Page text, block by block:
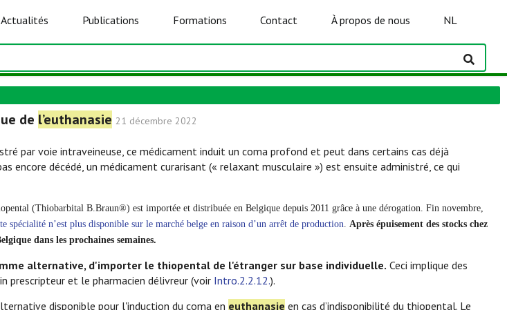
Actualités Publications Formations Contact À propos de nous NL
de l’euthanasie 21 décembre 2022
par voie intraveineuse, ce médicament induit un coma profond et peut dans certains cas déjà
encore décédé, un médicament curarisant (« relaxant musculaire ») est ensuite administré, ce qui
(Thiobarbital B.Braun®) est importée et distribuée en Belgique depuis 2011 grâce à une dérogation. Fin novembre,
spécialité n’est plus disponible sur le marché belge en raison d’un arrêt de production. Après épuisement des stocks chez
dans les prochaines semaines.
alternative, d'importer le thiopental de l'étranger sur base individuelle. Ceci implique des
prescripteur et le pharmacien délivreur (voir Intro.2.2.12.).
disponible pour l'induction du coma en euthanasie en cas d’indisponibilité du thiopental. Le